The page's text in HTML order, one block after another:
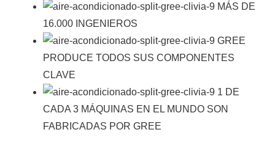
MÁS DE
16.000 INGENIEROS
GREE
PRODUCE TODOS SUS COMPONENTES
CLAVE
1 DE
CADA 3 MÁQUINAS EN EL MUNDO SON
FABRICADAS POR GREE